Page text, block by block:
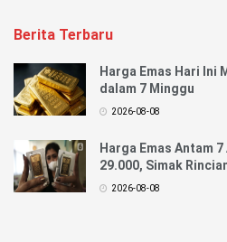
Berita Terbaru
Harga Emas Hari Ini
dalam 7 Minggu
2026-08-08
Harga Emas Antam
29.000, Simak
2026-08-08